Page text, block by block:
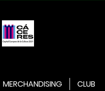
MERCHANDISING CLUB